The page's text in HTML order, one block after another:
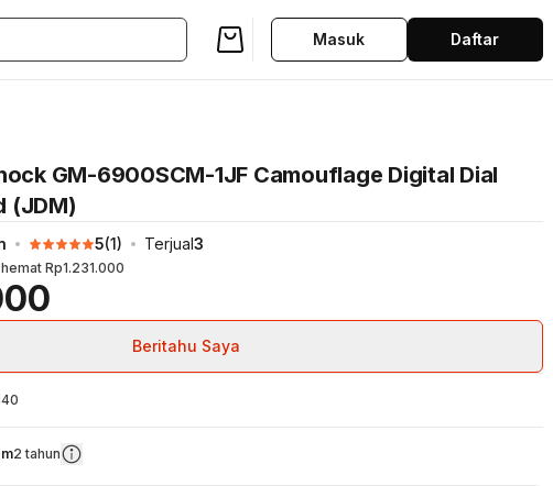
Masuk Daftar
GM-6900SCM-1JF Camouflage Digital Dial
(JDM)
5(1) Terjual3
Rp1.231.000
Beritahu Saya
2 tahun